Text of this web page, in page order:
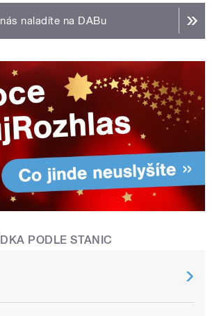
naladíte na DABu
PODLE STANIC